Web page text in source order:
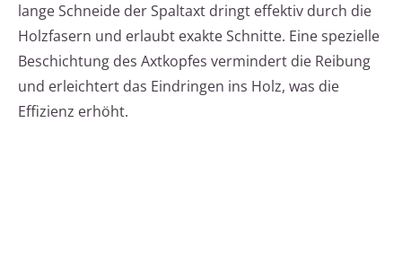
lange Schneide der Spaltaxt dringt effektiv durch die
Holzfasern und erlaubt exakte Schnitte. Eine spezielle
Beschichtung des Axtkopfes vermindert die Reibung
und erleichtert das Eindringen ins Holz, was die
Effizienz erhöht.